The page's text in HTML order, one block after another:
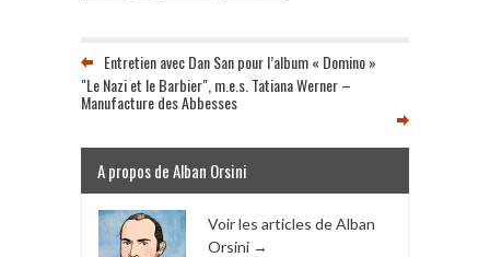
Entretien avec Dan San pour l’album « Domino »
"Le Nazi et le Barbier", m.e.s. Tatiana Werner –
Manufacture des Abbesses
A propos de Alban Orsini
Voir les articles de Alban
Orsini →